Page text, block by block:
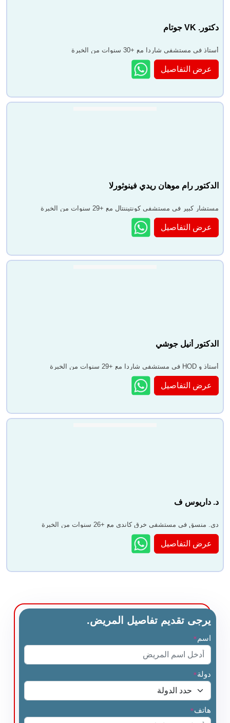
دكتور. VK جوتام
أستاذ في مستشفى شاردا مع +30 سنوات من الخبرة
عرض التفاصيل
الدكتور رام موهان ريدي فينوثورلا
مستشار كبير في مستشفى كونتيننتال مع +29 سنوات من الخبرة
عرض التفاصيل
الدكتور أنيل جوشي
أستاذ و HOD في مستشفى شاردا مع +29 سنوات من الخبرة
عرض التفاصيل
د. داريوس ف
دى. منسق في مستشفى خرق كاندي مع +26 سنوات من الخبرة
عرض التفاصيل
يرجى تقديم تفاصيل المريض.
اسم *
دولة*
هاتف*